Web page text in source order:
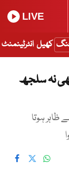
LIVE
جنگ کھیل انٹرٹینمنٹ
نہ سلجھ
ہوتا